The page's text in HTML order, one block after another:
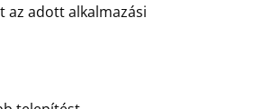
az adott alkalmazási